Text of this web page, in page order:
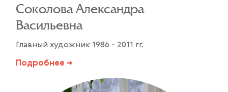
Соколова Александра
Васильевна
Главный художник 1986 - 2011 гг.
Подробнее →